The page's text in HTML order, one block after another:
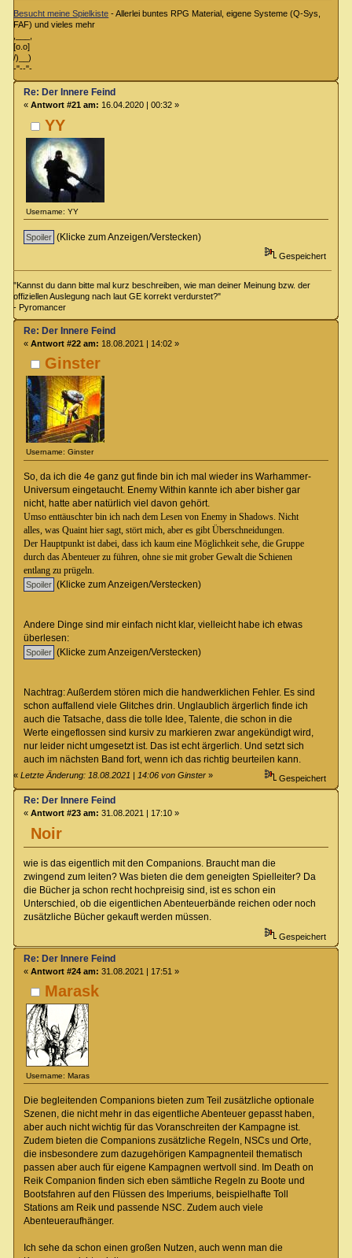
Besucht meine Spielkiste - Allerlei buntes RPG Material, eigene Systeme (Q-Sys,
FAF) und vieles mehr
,___,
[o.o]
/)__)
-"--"-
YY
Username: YY
Re: Der Innere Feind
« Antwort #21 am: 16.04.2020 | 00:32 »
(Klicke zum Anzeigen/Verstecken)
Gespeichert
"Kannst du dann bitte mal kurz beschreiben, wie man deiner Meinung bzw. der
offiziellen Auslegung nach laut GE korrekt verdurstet?"
- Pyromancer
Ginster
Username: Ginster
Re: Der Innere Feind
« Antwort #22 am: 18.08.2021 | 14:02 »
So, da ich die 4e ganz gut finde bin ich mal wieder ins Warhammer-
Universum eingetaucht. Enemy Within kannte ich aber bisher gar
nicht, hatte aber natürlich viel davon gehört.
Umso enttäuschter bin ich nach dem Lesen von Enemy in Shadows. Nicht
alles, was Quaint hier sagt, stört mich, aber es gibt Überschneidungen.
Der Hauptpunkt ist dabei, dass ich kaum eine Möglichkeit sehe, die Gruppe
durch das Abenteuer zu führen, ohne sie mit grober Gewalt die Schienen
entlang zu prügeln.
(Klicke zum Anzeigen/Verstecken)
Andere Dinge sind mir einfach nicht klar, vielleicht habe ich etwas
überlesen:
(Klicke zum Anzeigen/Verstecken)
Nachtrag: Außerdem stören mich die handwerklichen Fehler. Es sind
schon auffallend viele Glitches drin. Unglaublich ärgerlich finde ich
auch die Tatsache, dass die tolle Idee, Talente, die schon in die
Werte eingeflossen sind kursiv zu markieren zwar angekündigt wird,
nur leider nicht umgesetzt ist. Das ist echt ärgerlich. Und setzt sich
auch im nächsten Band fort, wenn ich das richtig beurteilen kann.
«Letzte Änderung: 18.08.2021 | 14:06 von Ginster » Gespeichert
Noir
Re: Der Innere Feind
« Antwort #23 am: 31.08.2021 | 17:10 »
wie is das eigentlich mit den Companions. Braucht man die
zwingend zum leiten? Was bieten die dem geneigten Spielleiter? Da
die Bücher ja schon recht hochpreisig sind, ist es schon ein
Unterschied, ob die eigentlichen Abenteuerbände reichen oder noch
zusätzliche Bücher gekauft werden müssen.
Gespeichert
Marask
Username: Maras
Re: Der Innere Feind
« Antwort #24 am: 31.08.2021 | 17:51 »
Die begleitenden Companions bieten zum Teil zusätzliche optionale
Szenen, die nicht mehr in das eigentliche Abenteuer gepasst haben,
aber auch nicht wichtig für das Voranschreiten der Kampagne ist.
Zudem bieten die Companions zusätzliche Regeln, NSCs und Orte,
die insbesondere zum dazugehörigen Kampagnenteil thematisch
passen aber auch für eigene Kampagnen wertvoll sind. Im Death on
Reik Companion finden sich eben sämtliche Regeln zu Boote und
Bootsfahren auf den Flüssen des Imperiums, beispielhafte Toll
Stations am Reik und passende NSC. Zudem auch viele
Abenteueraufhänger.
Ich sehe da schon einen großen Nutzen, auch wenn man die